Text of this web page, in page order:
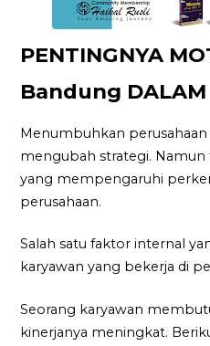
PENTINGNYA
Bandung DALAM
Menumbuhkan
mengubah strategi.
yang mempengaruhi
perusahaan.
Salah satu faktor internal
karyawan yang bekerja di
Seorang karyawan
kinerjanya meningkat.